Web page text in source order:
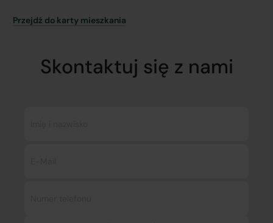
Przejdź do karty mieszkania
Skontaktuj się z nami